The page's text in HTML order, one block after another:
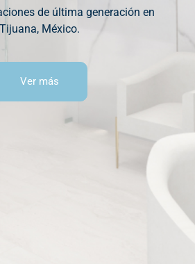
de última generación en
Tijuana, México.
Ver más